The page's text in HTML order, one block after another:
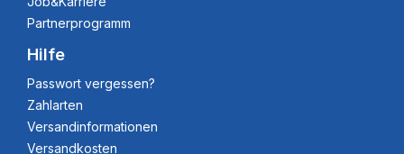
Partnerprogramm
Hilfe
Passwort vergessen?
Zahlarten
Versandinformationen
Versandkosten